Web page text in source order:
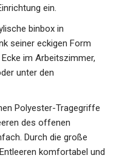
ein.
binbox in
seiner eckigen Form
im Arbeitszimmer,
unter den
Polyester-Tragegriffe
des offenen
Durch die große
komfortabel und